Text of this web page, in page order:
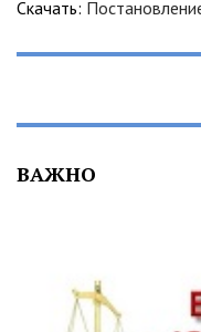
Скачать:
ВАЖНО